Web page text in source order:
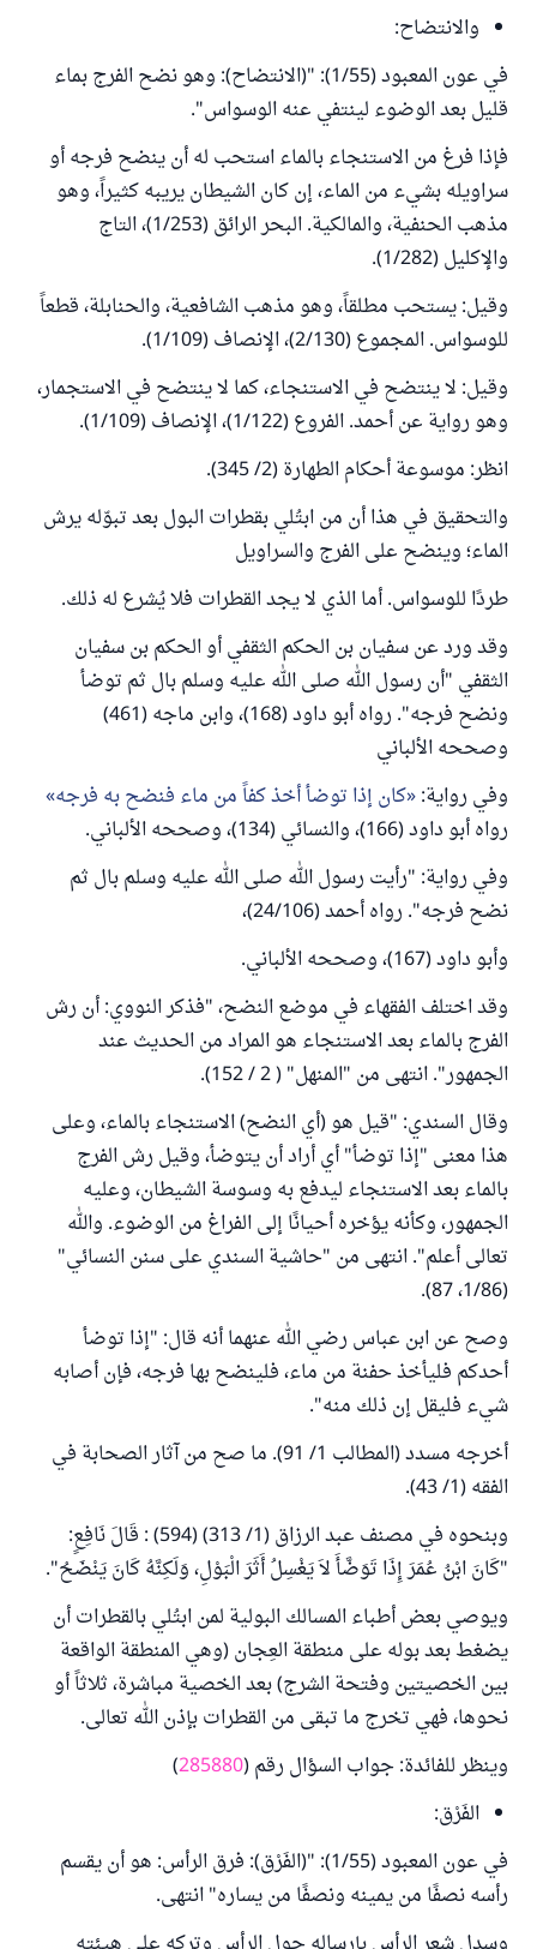
والانتضاح:
في عون المعبود (1/55): "(الانتضاح): وهو نضح الفرج بماء
قليل بعد الوضوء لينتفي عنه الوسواس".
فإذا فرغ من الاستنجاء بالماء استحب له أن ينضح فرجه أو
سراويله بشيء من الماء، إن كان الشيطان يريبه كثيراً، وهو
مذهب الحنفية، والمالكية. البحر الرائق (1/253)، التاج
والإكليل (1/282).
وقيل: يستحب مطلقاً، وهو مذهب الشافعية، والحنابلة، قطعاً
للوسواس. المجموع (2/130)، الإنصاف (1/109).
وقيل: لا ينتضح في الاستنجاء، كما لا ينتضح في الاستجمار،
وهو رواية عن أحمد. الفروع (1/122)، الإنصاف (1/109).
انظر: موسوعة أحكام الطهارة (2/ 345).
والتحقيق في هذا أن من ابتُلي بقطرات البول بعد تبوّله يرش
الماء؛ وينضح على الفرج والسراويل
طردًا للوسواس. أما الذي لا يجد القطرات فلا يُشرع له ذلك.
وقد ورد عن سفيان بن الحكم الثقفي أو الحكم بن سفيان
الثقفي "أن رسول الله صلى الله عليه وسلم بال ثم توضأ
ونضح فرجه". رواه أبو داود (168)، وابن ماجه (461)
وصححه الألباني
وفي رواية: كان إذا توضأ أخذ كفاً من ماء فنضح به فرجه
رواه أبو داود (166)، والنسائي (134)، وصححه الألباني.
وفي رواية: "رأيت رسول الله صلى الله عليه وسلم بال ثم
نضح فرجه". رواه أحمد (24/106)،
وأبو داود (167)، وصححه الألباني.
وقد اختلف الفقهاء في موضع النضح، "فذكر النووي: أن رش
الفرج بالماء بعد الاستنجاء هو المراد من الحديث عند
الجمهور". انتهى من "المنهل" ( 2 / 152).
وقال السندي: "قيل هو (أي النضح) الاستنجاء بالماء، وعلى
هذا معنى "إذا توضأ" أي أراد أن يتوضأ، وقيل رش الفرج
بالماء بعد الاستنجاء ليدفع به وسوسة الشيطان، وعليه
الجمهور، وكأنه يؤخره أحيانًا إلى الفراغ من الوضوء. والله
تعالى أعلم". انتهى من "حاشية السندي على سنن النسائي"
(1/86، 87).
وصح عن ابن عباس رضي الله عنهما أنه قال: "إذا توضأ
أحدكم فليأخذ حفنة من ماء، فلينضح بها فرجه، فإن أصابه
شيء فليقل إن ذلك منه".
أخرجه مسدد (المطالب 1/ 91). ما صح من آثار الصحابة في
الفقه (1/ 43).
وبنحوه في مصنف عبد الرزاق (1/ 313) (594) : قَالَ نَافِعٍ:
"كَانَ ابْنُ عُمَرَ إِذَا تَوَضَّأَ لاَ يَغْسِلُ أَثَرَ الْبَوْلِ، وَلَكِنَّهُ كَانَ يَنْضَحُ".
ويوصي بعض أطباء المسالك البولية لمن ابتُلي بالقطرات أن
يضغط بعد بوله على منطقة العِجان (وهي المنطقة الواقعة
بين الخصيتين وفتحة الشرج) بعد الخصية مباشرة، ثلاثاً أو
نحوها، فهي تخرج ما تبقى من القطرات بإذن الله تعالى.
وينظر للفائدة: جواب السؤال رقم (285880
)
الفَرْق:
في عون المعبود (1/55): "(الفَرْق): فرق الرأس: هو أن يقسم
رأسه نصفًا من يمينه ونصفًا من يساره" انتهى.